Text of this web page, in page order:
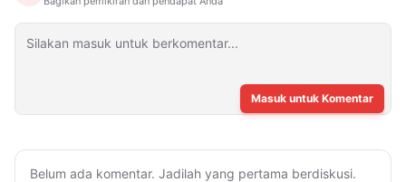
Masuk untuk Komentar
Belum ada komentar. Jadilah yang pertama berdiskusi.